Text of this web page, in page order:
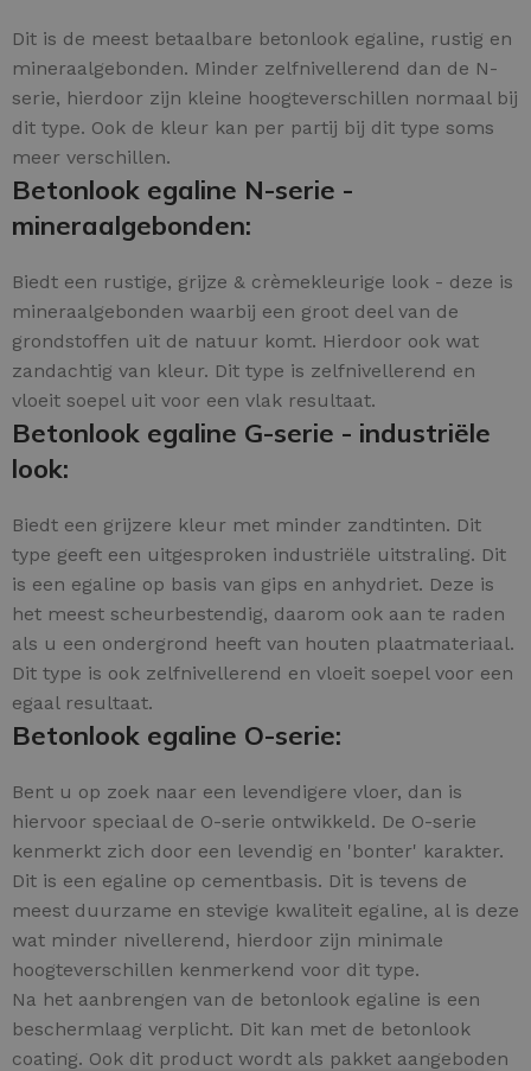
Dit is de meest betaalbare betonlook egaline, rustig en
mineraalgebonden. Minder zelfnivellerend dan de N-
serie, hierdoor zijn kleine hoogteverschillen normaal bij
dit type. Ook de kleur kan per partij bij dit type soms
meer verschillen.
Betonlook egaline N-serie -
mineraalgebonden:
Biedt een rustige, grijze & crèmekleurige look - deze is
mineraalgebonden waarbij een groot deel van de
grondstoffen uit de natuur komt. Hierdoor ook wat
zandachtig van kleur. Dit type is zelfnivellerend en
vloeit soepel uit voor een vlak resultaat.
Betonlook egaline G-serie - industriële
look:
Biedt een grijzere kleur met minder zandtinten. Dit
type geeft een uitgesproken industriële uitstraling. Dit
is een egaline op basis van gips en anhydriet. Deze is
het meest scheurbestendig, daarom ook aan te raden
als u een ondergrond heeft van houten plaatmateriaal.
Dit type is ook zelfnivellerend en vloeit soepel voor een
egaal resultaat.
Betonlook egaline O-serie:
Bent u op zoek naar een levendigere vloer, dan is
hiervoor speciaal de O-serie ontwikkeld. De O-serie
kenmerkt zich door een levendig en 'bonter' karakter.
Dit is een egaline op cementbasis. Dit is tevens de
meest duurzame en stevige kwaliteit egaline, al is deze
wat minder nivellerend, hierdoor zijn minimale
hoogteverschillen kenmerkend voor dit type.
Na het aanbrengen van de betonlook egaline is een
beschermlaag verplicht. Dit kan met de betonlook
coating. Ook dit product wordt als pakket aangeboden